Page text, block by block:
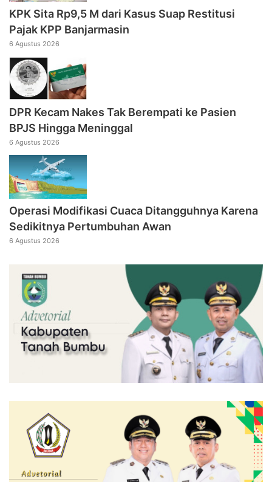
KPK Sita Rp9,5 M dari Kasus Suap Restitusi
Pajak KPP Banjarmasin
6 Agustus 2026
DPR Kecam Nakes Tak Berempati ke Pasien
BPJS Hingga Meninggal
6 Agustus 2026
Operasi Modifikasi Cuaca Ditangguhnya Karena
Sedikitnya Pertumbuhan Awan
6 Agustus 2026